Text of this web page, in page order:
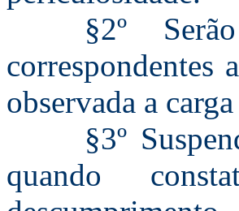
§2º
correspondentes
observada a
§3º
quando